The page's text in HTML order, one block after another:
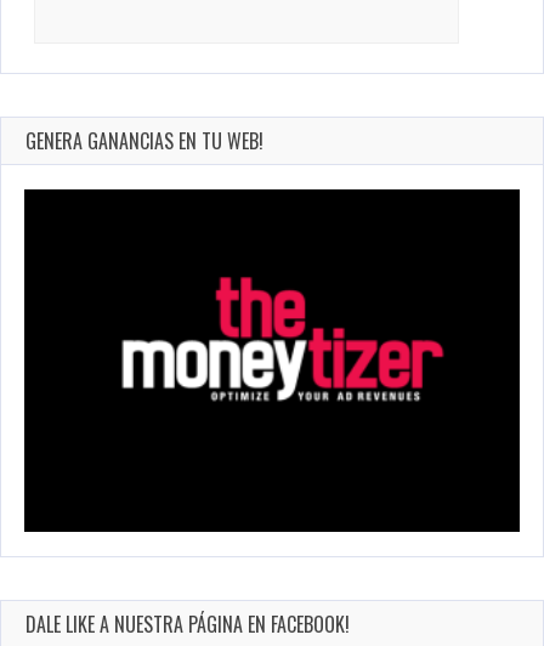
GENERA GANANCIAS EN TU WEB!
DALE LIKE A NUESTRA PÁGINA EN FACEBOOK!